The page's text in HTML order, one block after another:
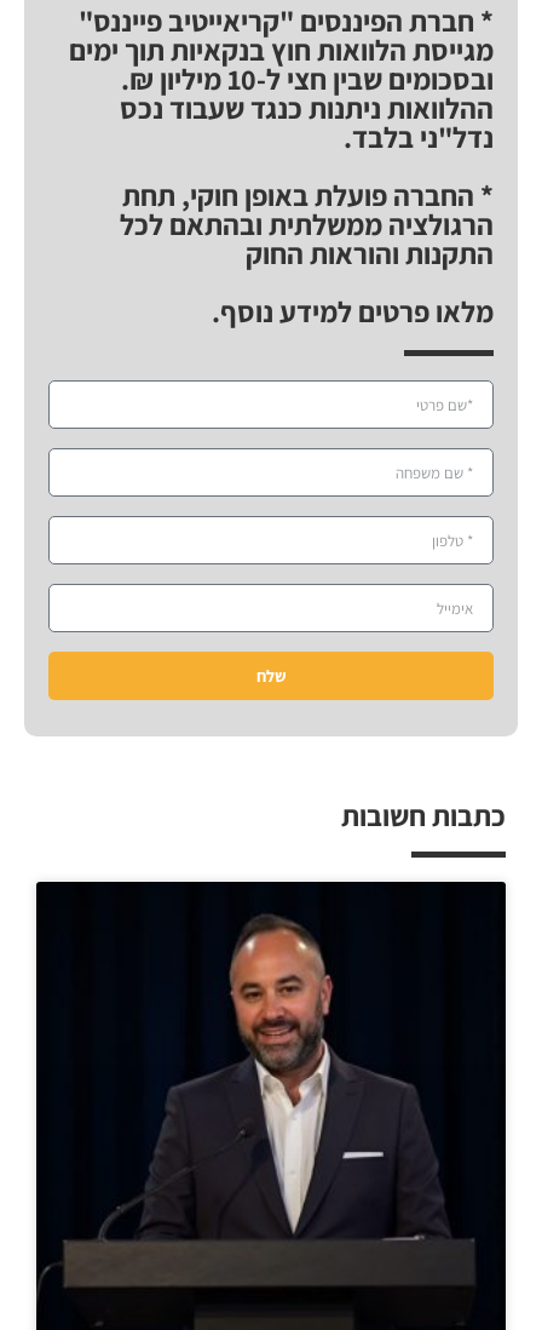
* חברת הפיננסים "קריאייטיב פייננס"
מגייסת הלוואות חוץ בנקאיות תוך ימים
ובסכומים שבין חצי ל-10 מיליון ₪.
ההלוואות ניתנות כנגד שעבוד נכס
נדל"ני בלבד.
* החברה פועלת באופן חוקי, תחת
הרגולציה ממשלתית ובהתאם לכל
התקנות והוראות החוק
מלאו פרטים למידע נוסף.
שלח
כתבות חשובות